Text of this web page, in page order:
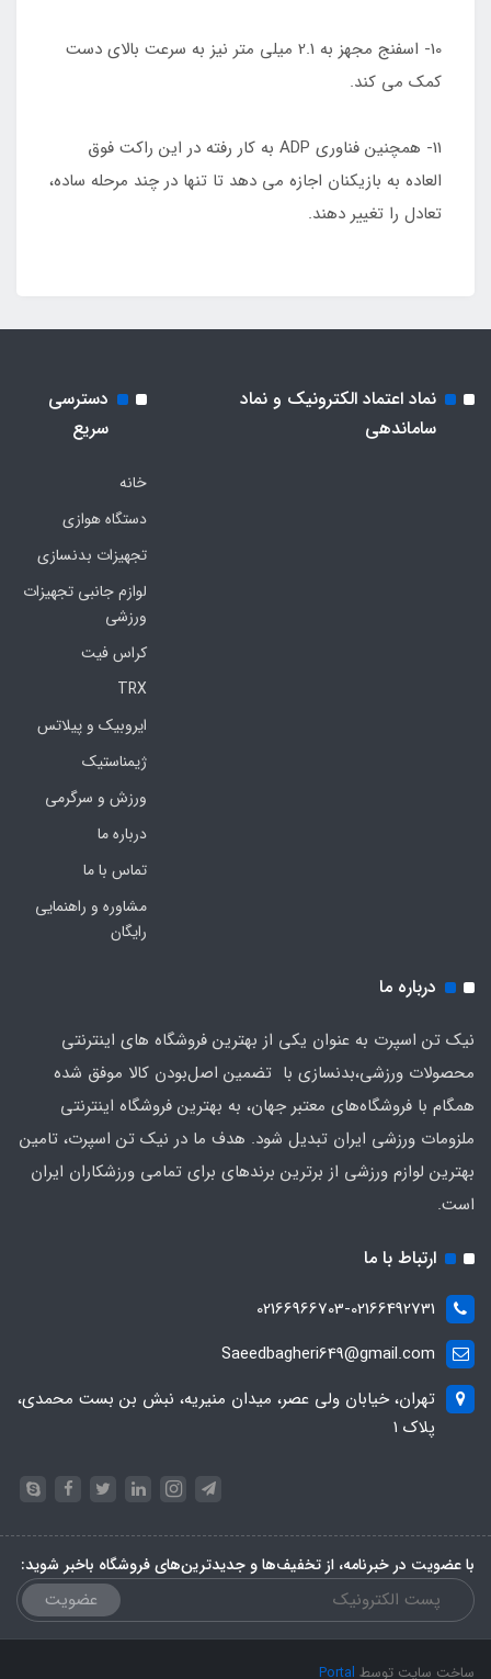
10- اسفنج مجهز به 2.1 میلی متر نیز به سرعت بالای دست
کمک می کند.
11- همچنین فناوری ADP به کار رفته در این راکت فوق
العاده به بازیکنان اجازه می دهد تا تنها در چند مرحله ساده،
تعادل را تغییر دهند.
نماد اعتماد الکترونیک و نماد
ساماندهی
دسترسی
سریع
خانه
دستگاه هوازی
تجهیزات بدنسازی
لوازم جانبی تجهیزات
ورزشی
کراس فیت
TRX
ایروبیک و پیلاتس
ژیمناستیک
ورزش و سرگرمی
درباره ما
تماس با ما
مشاوره و راهنمایی
رایگان
درباره ما
نیک تن اسپرت به عنوان یکی از بهترین فروشگاه های اینترنتی
محصولات ورزشی،بدنسازی با تضمین اصل‌بودن کالا موفق شده
همگام با فروشگاه‌های معتبر جهان، به بهترین فروشگاه اینترنتی
ملزومات ورزشی ایران تبدیل شود. هدف ما در نیک تن اسپرت، تامین
بهترین لوازم ورزشی از برترین برندهای برای تمامی ورزشکاران ایران
است.
ارتباط با ما
02166966703-02166492731
Saeedbagheri649@gmail.com
تهران، خیابان ولی عصر، میدان منیریه، نبش بن بست محمدی،
پلاک ۱
با عضویت در خبرنامه، از تخفیف‌ها و جدیدترین‌های فروشگاه باخبر شوید:
عضویت
ساخت سایت توسط Portal